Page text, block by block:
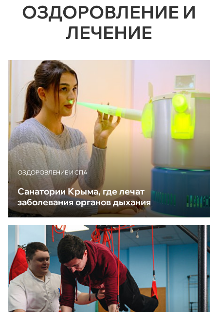
ОЗДОРОВЛЕНИЕ И
ЛЕЧЕНИЕ
ОЗДОРОВЛЕНИЕ И СПА
Санатории Крыма, где лечат
заболевания органов дыхания